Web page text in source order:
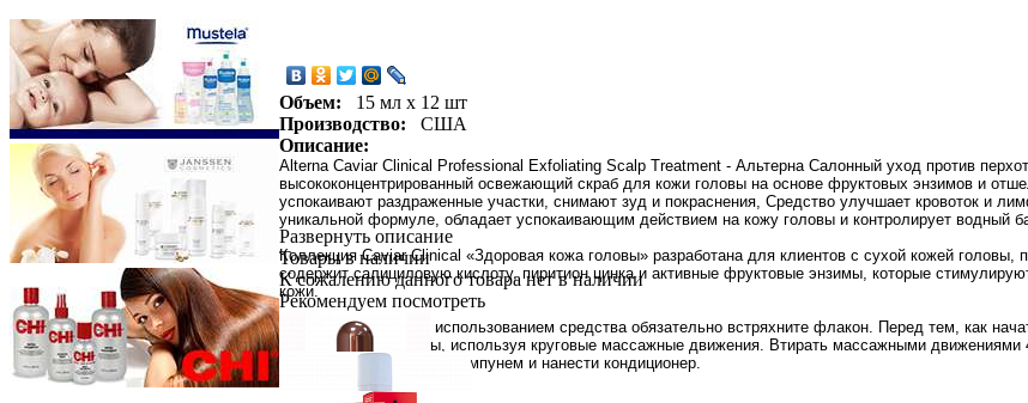
Объем:
15 мл х 12 шт
Производство:
США
Описание:
Alterna Caviar Clinical Professional Exfoliating Scalp Treatment - Альтерна Салонный уход против
высококонцентрированный освежающий скраб для кожи головы на основе фруктовых энзимов и
успокаивают раздраженные участки, снимают зуд и покраснения, Средство улучшает кровоток и
уникальной формуле, обладает успокаивающим действием на кожу головы и контролирует водный
Коллекция Caviar Clinical «Здоровая кожа головы» разработана для клиентов с сухой кожей
содержит салициловую кислоту, пиритион цинка и активные фруктовые энзимы, которые
кожи.
Применение:
Перед использованием средства обязательно встряхните флакон. Перед тем, как
влажную кожу головы, используя круговые массажные движения. Втирать массажными
Затем вымыть волосы шампунем и нанести кондиционер.
Развернуть описание
Товары в наличии
К сожалению данного товара нет в наличии
Рекомендуем посмотреть